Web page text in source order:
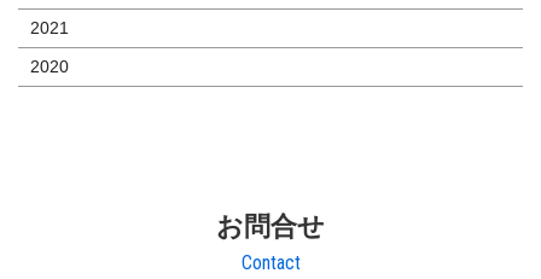
2021
2020
お問合せ
Contact